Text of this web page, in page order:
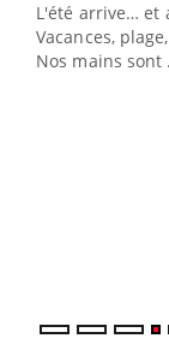
L'été arrive… et
Vacances,
Nos mains sont